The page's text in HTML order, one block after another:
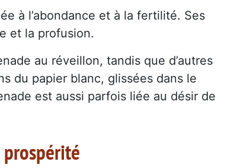
à l’abondance et à la fertilité. Ses
et la profusion.
au réveillon, tandis que d’autres
du papier blanc, glissées dans le
est aussi parfois liée au désir de
prospérité